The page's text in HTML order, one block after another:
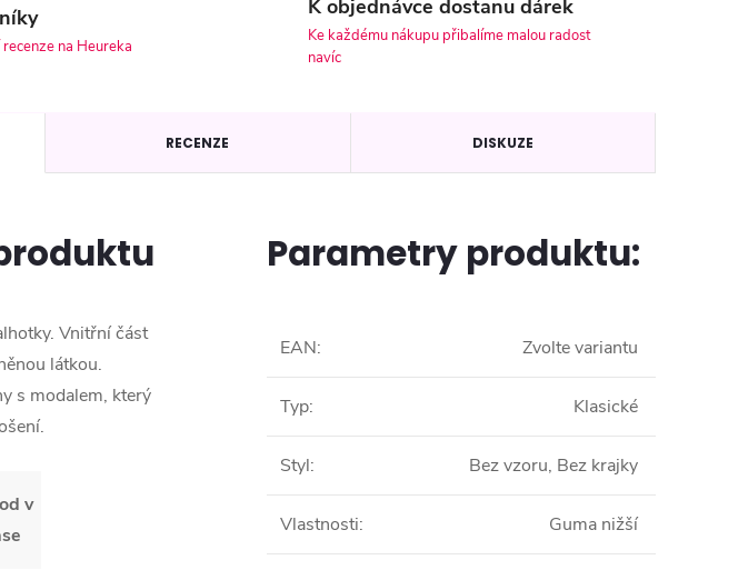
na Heureka
K objednávce dostanu dárek
Ke každému nákupu přibalíme malou radost
navíc
RECENZE DISKUZE
Vnitřní část
látkou.
s modalem, který
v
Parametry produktu:
EAN: Zvolte variantu
Typ: Klasické
Styl: Bez vzoru, Bez krajky
Vlastnosti: Guma nižší